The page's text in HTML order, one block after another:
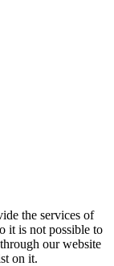
the services of
it is not possible to
our website
on it.